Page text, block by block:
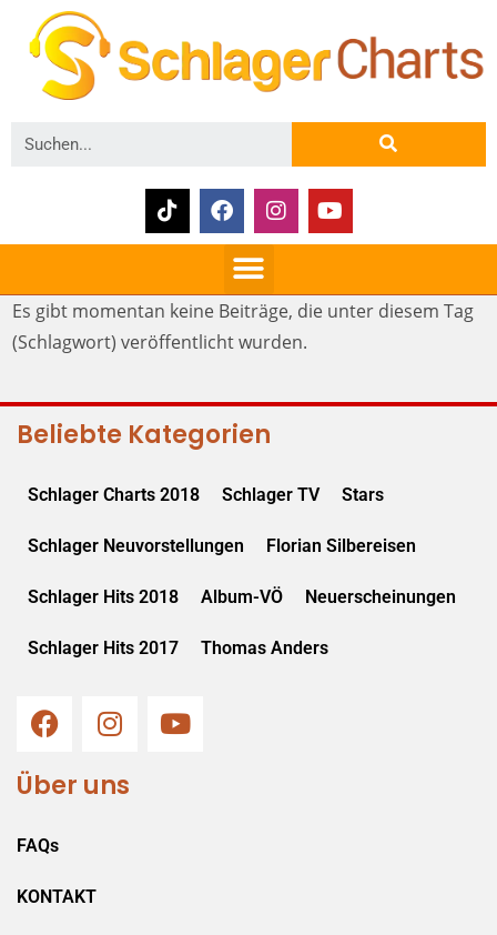
Es gibt momentan keine Beiträge, die unter diesem Tag
(Schlagwort) veröffentlicht wurden.
Beliebte Kategorien
Schlager Charts 2018 Schlager TV Stars
Schlager Neuvorstellungen Florian Silbereisen
Schlager Hits 2018 Album-VÖ Neuerscheinungen
Schlager Hits 2017 Thomas Anders
Über uns
FAQs
KONTAKT